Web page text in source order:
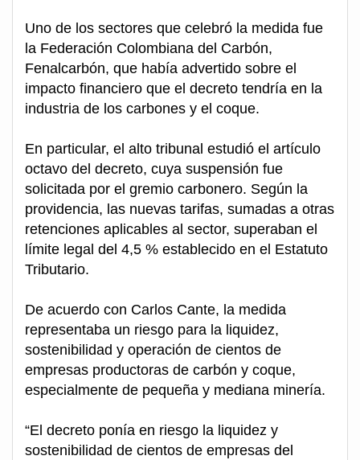
Uno de los sectores que celebró la medida fue
la Federación Colombiana del Carbón,
Fenalcarbón, que había advertido sobre el
impacto financiero que el decreto tendría en la
industria de los carbones y el coque.
En particular, el alto tribunal estudió el artículo
octavo del decreto, cuya suspensión fue
solicitada por el gremio carbonero. Según la
providencia, las nuevas tarifas, sumadas a otras
retenciones aplicables al sector, superaban el
límite legal del 4,5 % establecido en el Estatuto
Tributario.
De acuerdo con Carlos Cante, la medida
representaba un riesgo para la liquidez,
sostenibilidad y operación de cientos de
empresas productoras de carbón y coque,
especialmente de pequeña y mediana minería.
“El decreto ponía en riesgo la liquidez y
sostenibilidad de cientos de empresas del